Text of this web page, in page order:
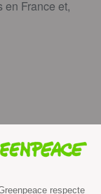
France et,